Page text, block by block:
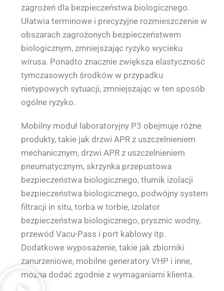
zagrożeń dla bezpieczeństwa biologicznego.
Ułatwia terminowe i precyzyjne rozmieszczenie w
obszarach zagrożonych bezpieczeństwem
biologicznym, zmniejszając ryzyko wycieku
wirusa. Ponadto znacznie zwiększa elastyczność
tymczasowych środków w przypadku
nietypowych sytuacji, zmniejszając w ten sposób
ogólne ryzyko.
Mobilny moduł laboratoryjny P3 obejmuje różne
produkty, takie jak drzwi APR z uszczelnieniem
mechanicznym, drzwi APR z uszczelnieniem
pneumatycznym, skrzynka przepustowa
bezpieczeństwa biologicznego, tłumik izolacji
bezpieczeństwa biologicznego, podwójny system
filtracji in situ, torba w torbie, izolator
bezpieczeństwa biologicznego, prysznic wodny,
przewód Vacu-Pass i port kablowy itp.
Dodatkowe wyposażenie, takie jak zbiorniki
zanurzeniowe, mobilne generatory VHP i inne,
można dodać zgodnie z wymaganiami klienta.